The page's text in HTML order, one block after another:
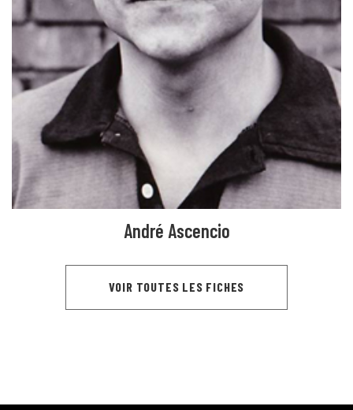
André Ascencio
VOIR TOUTES LES FICHES